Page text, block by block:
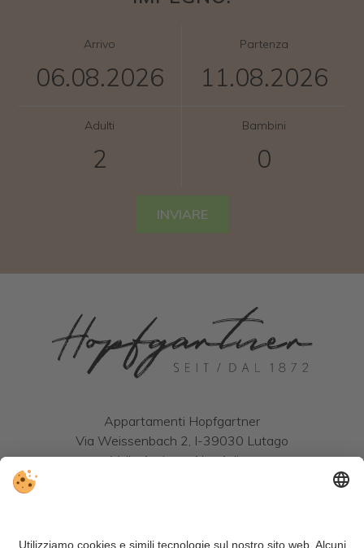
Arrivo Partenza
Adulti Bambini
INVIARE
Appartamenti Hopfgartner
Via Weissenbach 2, I-39030 Lutago
Valle Aurina - Alto Adige
Tel.: